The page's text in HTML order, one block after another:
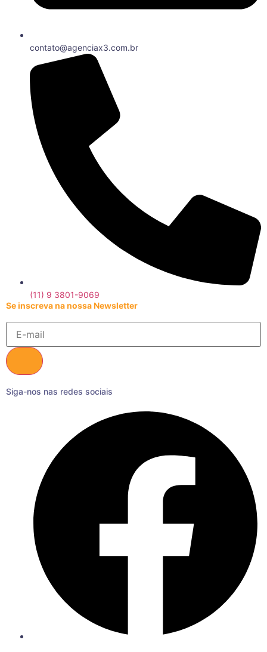
contato@agenciax3.com.br
(11) 9 3801-9069
Se inscreva na nossa Newsletter
Siga-nos nas redes sociais